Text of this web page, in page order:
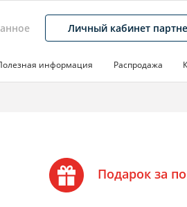
Личный кабинет
информация Распродажа
Подарок за